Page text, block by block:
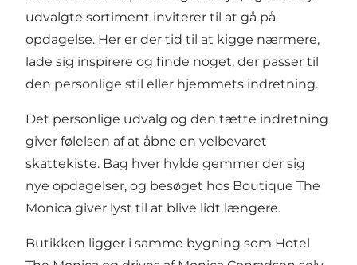
udvalgte sortiment inviterer til at gå på
opdagelse. Her er der tid til at kigge nærmere,
lade sig inspirere og finde noget, der passer til
den personlige stil eller hjemmets indretning.
Det personlige udvalg og den tætte indretning
giver følelsen af at åbne en velbevaret
skattekiste. Bag hver hylde gemmer der sig
nye opdagelser, og besøget hos Boutique The
Monica giver lyst til at blive lidt længere.
Butikken ligger i samme bygning som Hotel